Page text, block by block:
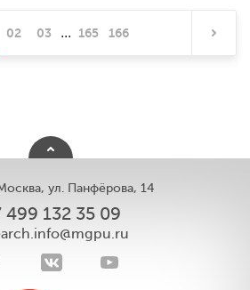
02 03 ... 165 166
ул. Панфёрова, 14
499 132 35 09